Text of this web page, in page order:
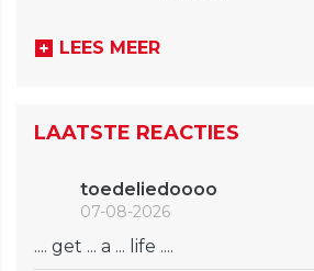
LEES MEER
LAATSTE REACTIES
toedeliedoooo
07-08-2026
.... get ... a ... life ....